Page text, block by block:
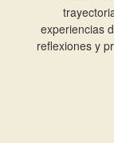
experiencias
reflexiones y